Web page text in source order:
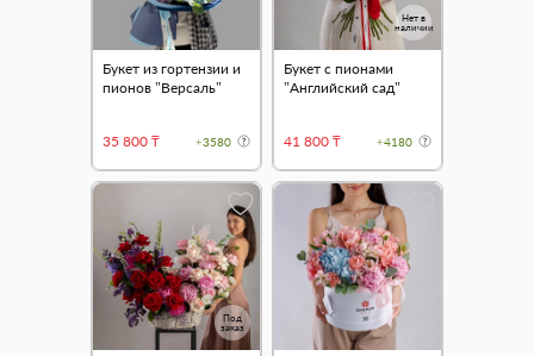
Букет из гортензии и
пионов "Версаль"
35 800 ₸ +3580
Нет в
наличии
Букет с пионами
"Английский сад"
41 800 ₸ +4180
Под
заказ